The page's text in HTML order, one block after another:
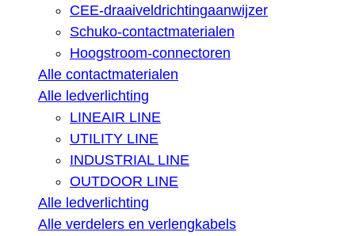
CEE-draaiveldrichtingaanwijzer
Schuko-contactmaterialen
Hoogstroom-connectoren
Alle contactmaterialen
Alle ledverlichting
LINEAIR LINE
UTILITY LINE
INDUSTRIAL LINE
OUTDOOR LINE
Alle ledverlichting
Alle verdelers en verlengkabels